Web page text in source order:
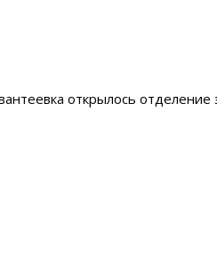
открылось отделение